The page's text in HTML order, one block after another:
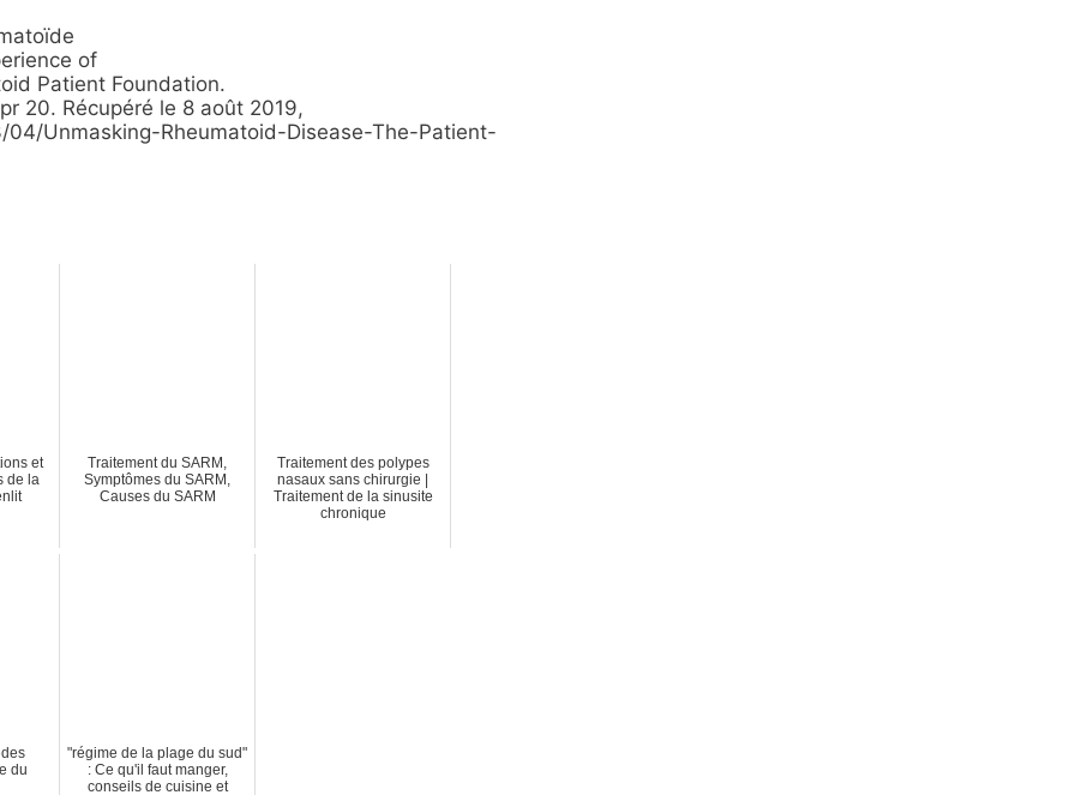
of
Patient Foundation.
20. Récupéré le 8 août 2019,
Unmasking-Rheumatoid-Disease-The-Patient-
et
de la
Traitement du SARM,
Symptômes du SARM,
Causes du SARM
Traitement des polypes
nasaux sans chirurgie |
Traitement de la sinusite
chronique
du
"régime de la plage du sud"
: Ce qu'il faut manger,
conseils de cuisine et